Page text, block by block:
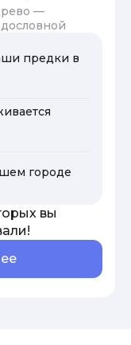
—
предки в
городе
вы